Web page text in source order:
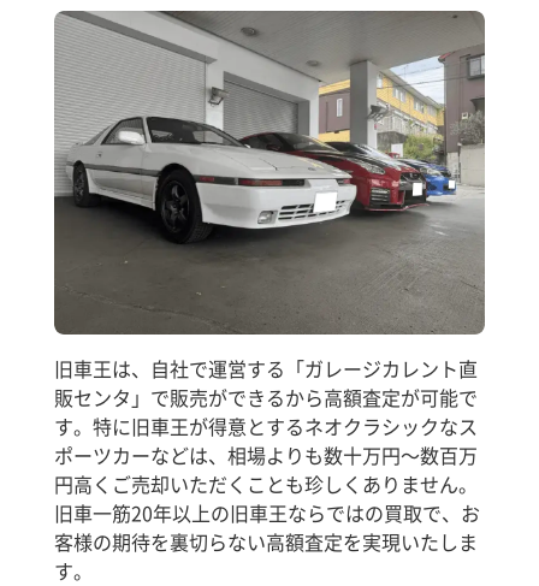
旧車王は、自社で運営する「ガレージカレント直
販センタ」で販売ができるから高額査定が可能で
す。特に旧車王が得意とするネオクラシックなス
ポーツカーなどは、相場よりも数十万円～数百万
円高くご売却いただくことも珍しくありません。
旧車一筋20年以上の旧車王ならではの買取で、お
客様の期待を裏切らない高額査定を実現いたしま
す。